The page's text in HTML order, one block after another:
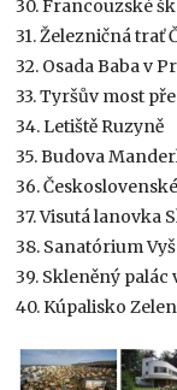
30. Francouzské
31. Železničná trať
32. Osada Baba v
33. Tyršův most
34. Letiště Ruzyně
35. Budova
36.
37. Visutá lanovka
38. Sanatórium
39. Skleněný
40. Kúpalisko